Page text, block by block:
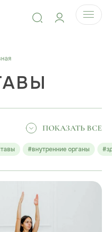
ПОКАЗАТЬ ВСЕ
#внутренние органы